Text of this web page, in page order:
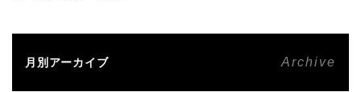
月別アーカイブ Archive